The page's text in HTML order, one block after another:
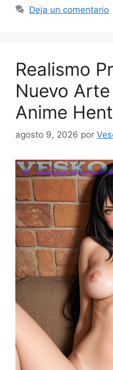
Deja un comentario
Realismo
Nuevo
Anime
agosto 9, 2026 por